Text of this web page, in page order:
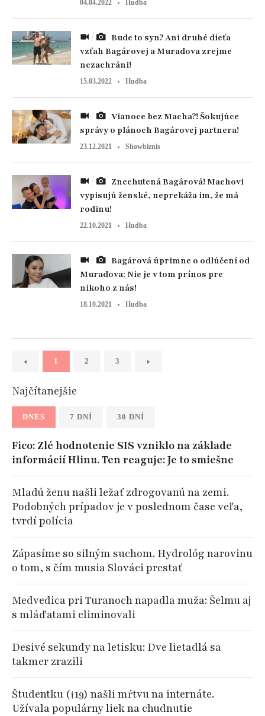
04.04.2022 Hudba
vzťah Bagárovej a Muradova zrejme
nezachráni!
15.03.2022 Hudba
správy o plánoch Bagárovej partnera!
23.12.2021 Showbiznis
vypisujú ženské, neprekáža im, že má
rodinu!
22.10.2021 Hudba
Muradova: Nie je v tom prínos pre
nikoho z nás!
18.10.2021 Hudba
1 2 3
Najčítanejšie
DNES 7 DNÍ 30 DNÍ
Fico: Zlé hodnotenie SIS vzniklo na základe
informácií Hlinu. Ten reaguje: Je to smiešne
Mladú ženu našli ležať zdrogovanú na zemi.
Podobných prípadov je v poslednom čase veľa,
tvrdí polícia
Zápasíme so silným suchom. Hydrológ narovinu
o tom, s čím musia Slováci prestať
Medvedica pri Turanoch napadla muža: Šelmu aj
s mláďatami eliminovali
Desivé sekundy na letisku: Dve lietadlá sa
takmer zrazili
Študentku (†19) našli mŕtvu na internáte.
Užívala populárny liek na chudnutie